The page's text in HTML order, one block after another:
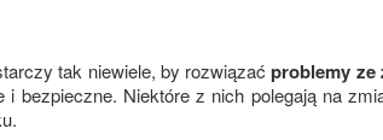
tak niewiele, by rozwiązaćproblemy ze
bezpieczne. Niektóre z nich polegają na